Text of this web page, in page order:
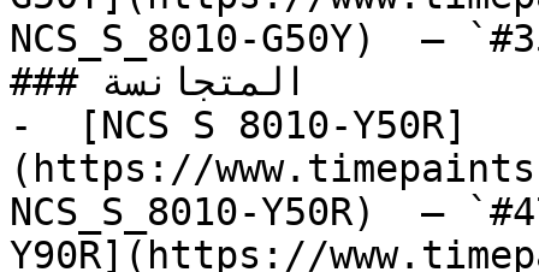
NCS_S_8010-G50Y)  —
### المتجانسة
-  [NCS S 8010-Y50R]
(https://
NCS_S_8010-Y50R)  —
Y90R](https://